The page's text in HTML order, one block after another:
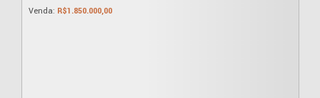
R$1.850.000,00